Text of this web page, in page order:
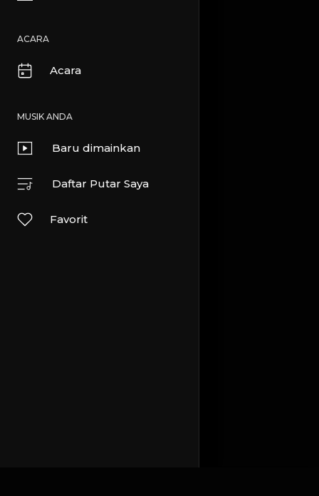
ACARA
Acara
MUSIK ANDA
Baru dimainkan
Daftar Putar Saya
Favorit